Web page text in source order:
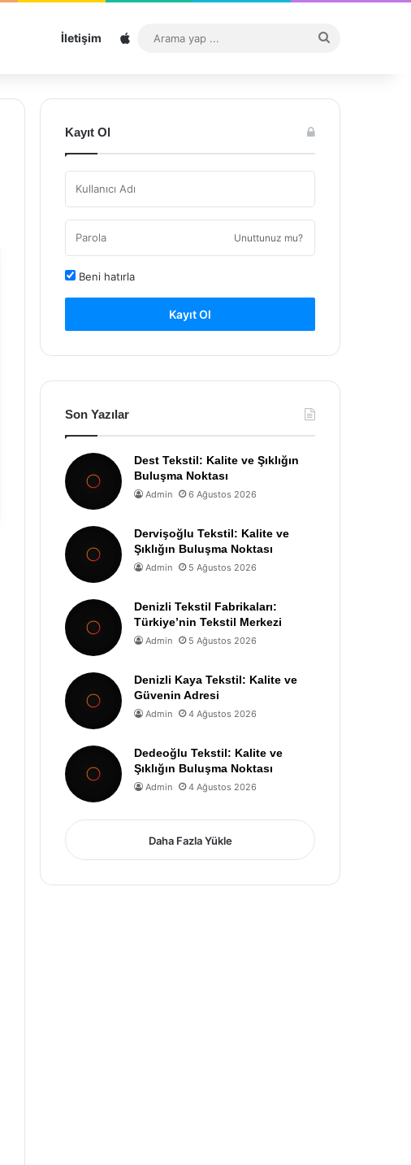
İletişim Sitemap
...
Kayıt Ol
Unuttunuz mu?
Beni hatırla
Kayıt Ol
Son Yazılar
Dest Tekstil: Kalite ve Şıklığın
Buluşma Noktası
Admin 6 Ağustos 2026
Dervişoğlu Tekstil: Kalite ve
Şıklığın Buluşma Noktası
Admin 5 Ağustos 2026
Denizli Tekstil Fabrikaları:
Türkiye’nin Tekstil Merkezi
Admin 5 Ağustos 2026
Denizli Kaya Tekstil: Kalite ve
Güvenin Adresi
Admin 4 Ağustos 2026
Dedeoğlu Tekstil: Kalite ve
Şıklığın Buluşma Noktası
Admin 4 Ağustos 2026
Daha Fazla Yükle